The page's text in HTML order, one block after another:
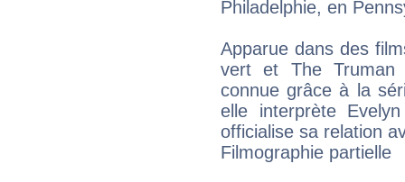
Philadelphie, en
Apparue dans des
vert et The Truman
connue grâce à la
elle interprète
officialise sa relation
Filmographie partielle